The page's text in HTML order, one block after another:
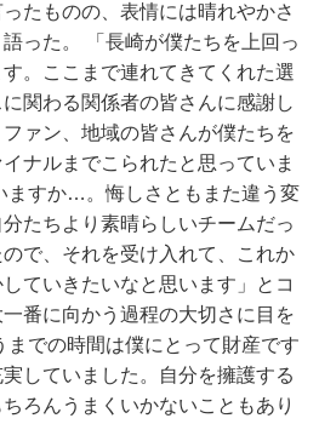
たものの、表情には晴れやかさ
った。 「長崎が僕たちを上回っ
。ここまで連れてきてくれた選
関わる関係者の皆さんに感謝し
ァン、地域の皆さんが僕たちを
ナルまでこられたと思っていま
ますか…。悔しさともまた違う変
たちより素晴らしいチームだっ
で、それを受け入れて、これか
ていきたいなと思います」とコ
番に向かう過程の大切さに目を
までの時間は僕にとって財産です
していました。自分を擁護する
ろんうまくいかないこともあり